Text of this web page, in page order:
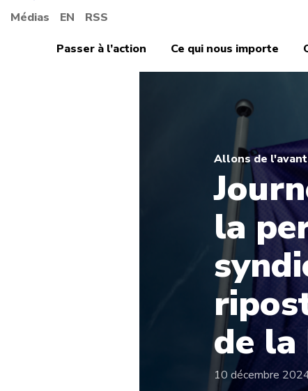
Médias EN RSS
Passer à l’action
Ce qui nous importe
Allons de l'avant
la
de la
10 décembre